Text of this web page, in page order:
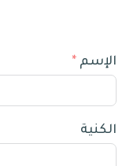
الإسم
الكنية